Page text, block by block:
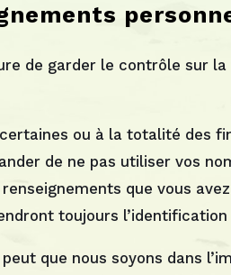
de garder le contrôle sur
ou à la totalité des
de ne pas utiliser vos
que vous
toujours l’identification
que nous soyons dans